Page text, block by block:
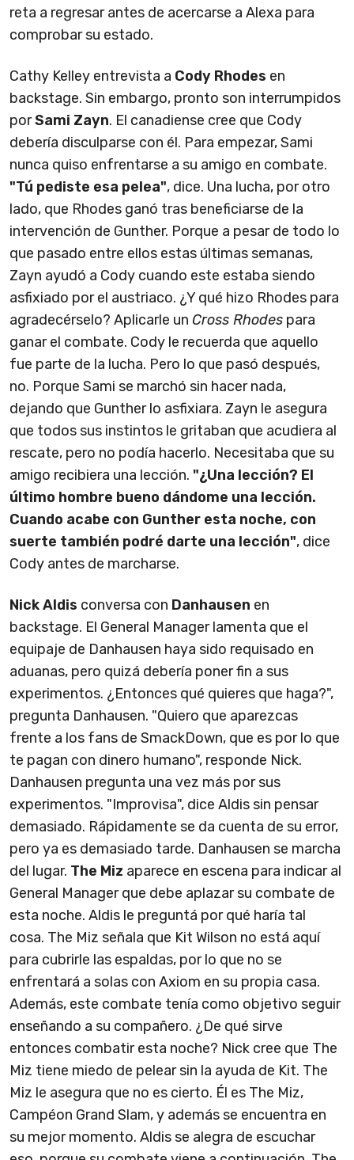
reta a regresar antes de acercarse a Alexa para
comprobar su estado.
Cathy Kelley entrevista a Cody Rhodes en
backstage. Sin embargo, pronto son interrumpidos
porSami Zayn. El canadiense cree que Cody
debería disculparse con él. Para empezar, Sami
nunca quiso enfrentarse a su amigo en combate.
"Tú pediste esa pelea", dice. Una lucha, por otro
lado, que Rhodes ganó tras beneficiarse de la
intervención de Gunther. Porque a pesar de todo lo
que pasado entre ellos estas últimas semanas,
Zayn ayudó a Cody cuando este estaba siendo
asfixiado por el austriaco. ¿Y qué hizo Rhodes para
agradecérselo? Aplicarle un Cross Rhodes para
ganar el combate. Cody le recuerda que aquello
fue parte de la lucha. Pero lo que pasó después,
no. Porque Sami se marchó sin hacer nada,
dejando que Gunther lo asfixiara. Zayn le asegura
que todos sus instintos le gritaban que acudiera al
rescate, pero no podía hacerlo. Necesitaba que su
amigo recibiera una lección. "¿Una lección? El
último hombre bueno dándome una lección.
Cuando acabe con Gunther esta noche, con
suerte también podré darte una lección", dice
Cody antes de marcharse.
Nick Aldis conversa con Danhausen en
backstage. El General Manager lamenta que el
equipaje de Danhausen haya sido requisado en
aduanas, pero quizá debería poner fin a sus
experimentos. ¿Entonces qué quieres que haga?",
pregunta Danhausen. "Quiero que aparezcas
frente a los fans de SmackDown, que es por lo que
te pagan con dinero humano", responde Nick.
Danhausen pregunta una vez más por sus
experimentos. "Improvisa", dice Aldis sin pensar
demasiado. Rápidamente se da cuenta de su error,
pero ya es demasiado tarde. Danhausen se marcha
del lugar. The Miz aparece en escena para indicar al
General Manager que debe aplazar su combate de
esta noche. Aldis le preguntá por qué haría tal
cosa. The Miz señala que Kit Wilson no está aquí
para cubrirle las espaldas, por lo que no se
enfrentará a solas con Axiom en su propia casa.
Además, este combate tenía como objetivo seguir
enseñando a su compañero. ¿De qué sirve
entonces combatir esta noche? Nick cree que The
Miz tiene miedo de pelear sin la ayuda de Kit. The
Miz le asegura que no es cierto. Él es The Miz,
Campéon Grand Slam, y además se encuentra en
su mejor momento. Aldis se alegra de escuchar